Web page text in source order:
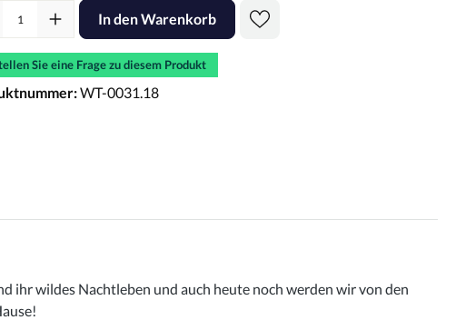
Anzahl: Gib den gewünschten Wert ein oder benutze die Schaltflächen
In den Warenkorb
Sie eine Frage zu diesem Produkt
WT-0031.18
ihr wildes Nachtleben und auch heute noch werden wir von den